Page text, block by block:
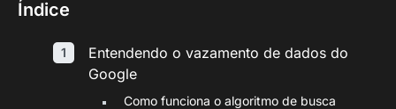
Índice
Entendendo o vazamento de dados do
Google
Como funciona o algoritmo de busca